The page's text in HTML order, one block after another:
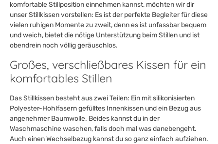
komfortable Stillposition einnehmen kannst, möchten wir dir
unser Stillkissen vorstellen: Es ist der perfekte Begleiter für diese
vielen ruhigen Momente zu zweit, denn es ist unfassbar bequem
und weich, bietet die nötige Unterstützung beim Stillen und ist
obendrein noch völlig geräuschlos.
Großes, verschließbares Kissen für ein
komfortables Stillen
Das Stillkissen besteht aus zwei Teilen: Ein mit silikonisierten
Polyester-Hohlfasern gefülltes Innenkissen und ein Bezug aus
angenehmer Baumwolle. Beides kannst du in der
Waschmaschine waschen, falls doch mal was danebengeht.
Auch einen Wechselbezug kannst du so ganz einfach aufziehen.